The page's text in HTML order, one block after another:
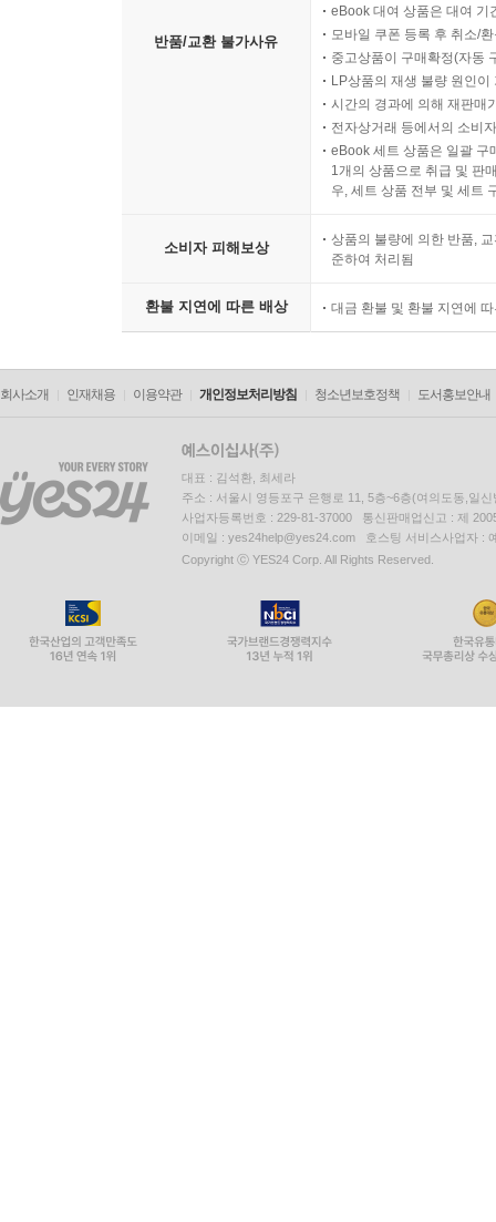
반품/교환 불가사유
eBook 대여 상품은 대여 기
모바일 쿠폰 등록 후 취소/
중고상품이 구매확정(자동
LP상품의 재생 불량 원인
시간의 경과에 의해 재판매
전자상거래 등에서의 소비
eBook 세트 상품은 일괄 구
1개의 상품으로 취급 및 판
우, 세트 상품 전부 및 세트
소비자 피해보상
상품의 불량에 의한 반품,
준하여 처리됨
환불 지연에 따른 배상 대금 환불 및 환불 지연에
회사소개 인재채용 이용약관 개인정보처리방침 청소년보호정책 도서홍보안내
대표 : 김석환, 최세라
주소 : 서울시 영등포구 은행로 11, 5층~6층(여의도동,일신
사업자등록번호 : 229-81-37000 통신판매업신고 : 제
이메일 : yes24help@yes24.com 호스팅 서비스사업자 :
Copyright ⓒ YES24 Corp. All Rights Reserved.